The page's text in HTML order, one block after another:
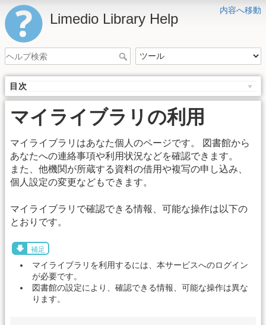
内容へ移動
Limedio Library Help
目次
マイライブラリの利用
マイライブラリはあなた個人のページです。 図書館から
あなたへの連絡事項や利用状況などを確認できます。
また、他機関が所蔵する資料の借用や複写の申し込み、
個人設定の変更などもできます。
マイライブラリで確認できる情報、可能な操作は以下の
とおりです。
補足
マイライブラリを利用するには、本サービスへのログイン
が必要です。
図書館の設定により、確認できる情報、可能な操作は異な
ります。